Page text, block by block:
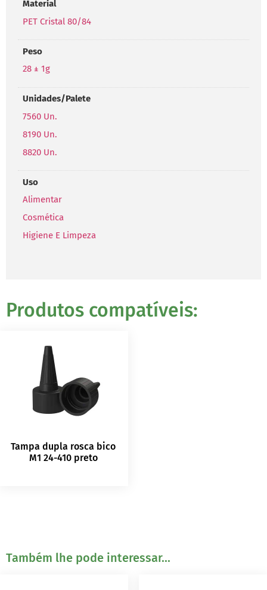
Material
PET Cristal 80/84
Peso
28 ± 1g
Unidades/Palete
7560 Un.
8190 Un.
8820 Un.
Uso
Alimentar
Cosmética
Higiene E Limpeza
Produtos compatíveis:
Tampa dupla rosca bico
M1 24-410 preto
Também lhe pode interessar...